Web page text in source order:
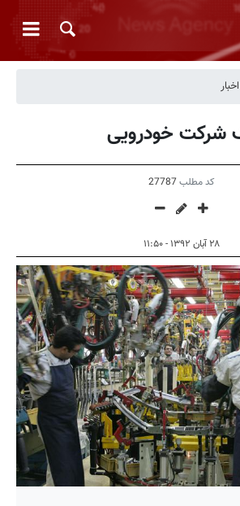
شرکت خودرویی
کد مطلب 27787
۲۸ آبان ۱۳۹۲ - ۱۱:۵۰